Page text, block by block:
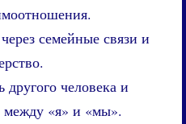
семейные связи и
другого человека и
между «я» и «мы».